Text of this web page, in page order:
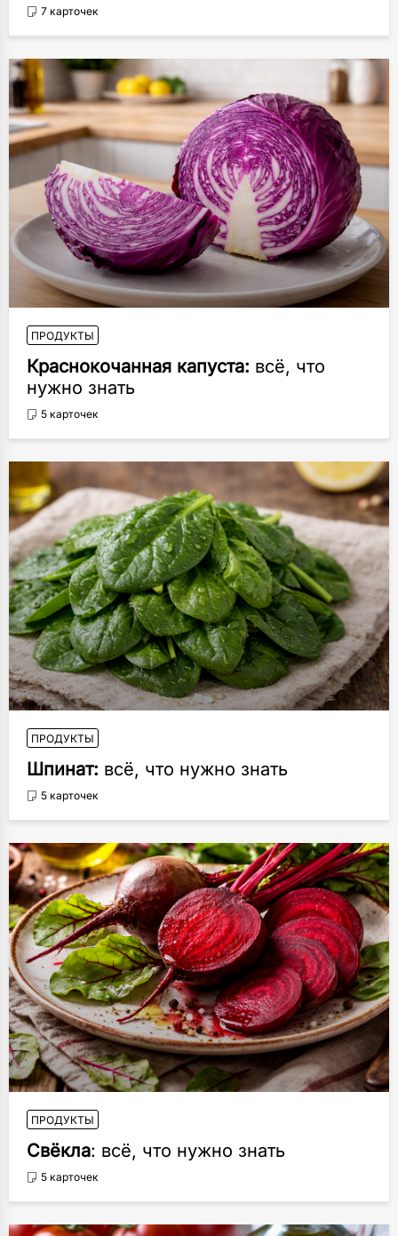
7 карточек
ПРОДУКТЫ
Краснокочанная капуста: всё, что
нужно знать
5 карточек
ПРОДУКТЫ
Шпинат: всё, что нужно знать
5 карточек
ПРОДУКТЫ
Свёкла: всё, что нужно знать
5 карточек